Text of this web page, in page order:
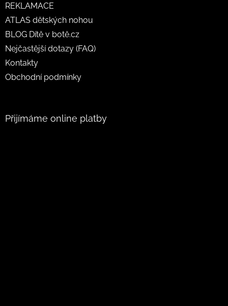
REKLAMACE
ATLAS dětských nohou
BLOG Dítě v botě.cz
Nejčastější dotazy (FAQ)
Kontakty
Obchodní podmínky
Přijímáme online platby